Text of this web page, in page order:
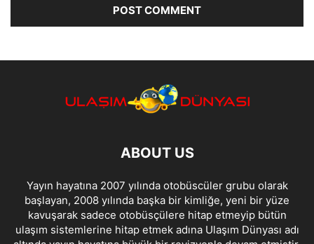
ABOUT US
Yayın hayatına 2007 yılında otobüscüler grubu olarak
başlayan, 2008 yılında başka bir kimliğe, yeni bir yüze
kavuşarak sadece otobüsçülere hitap etmeyip bütün
ulaşım sistemlerine hitap etmek adına Ulaşım Dünyası adı